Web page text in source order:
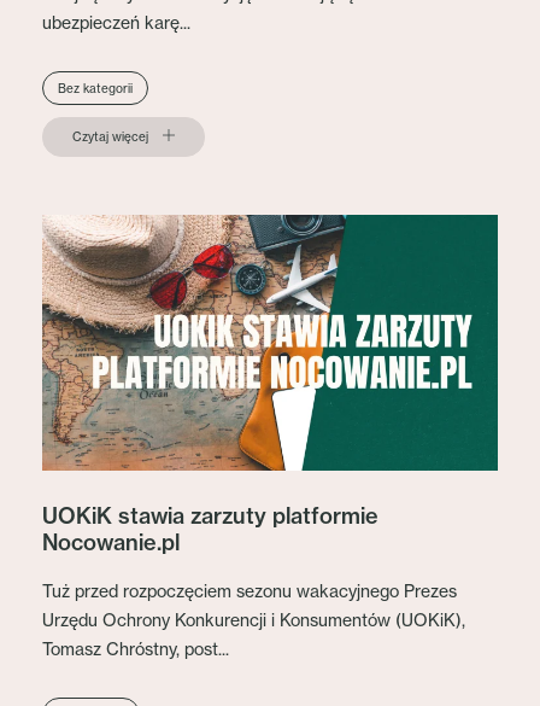
ubezpieczeń karę...
Bez kategorii
Czytaj więcej
UOKiK stawia zarzuty platformie
Nocowanie.pl
Tuż przed rozpoczęciem sezonu wakacyjnego Prezes
Urzędu Ochrony Konkurencji i Konsumentów (UOKiK),
Tomasz Chróstny, post...